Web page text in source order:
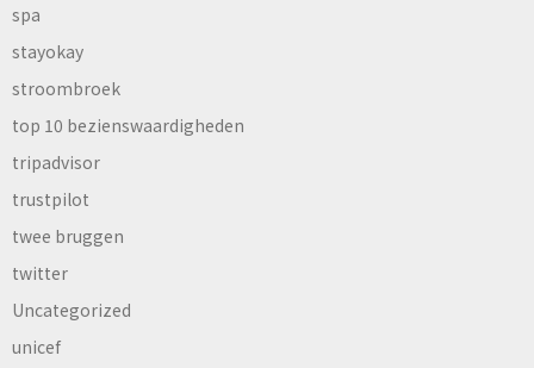
spa
stayokay
stroombroek
top 10 bezienswaardigheden
tripadvisor
trustpilot
twee bruggen
twitter
Uncategorized
unicef